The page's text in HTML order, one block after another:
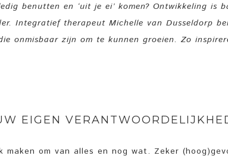
benutten en ‘uit je ei’ komen? Ontwikkeling is
Integratief therapeut Michelle van Dusseldorp
onmisbaar zijn om te kunnen groeien. Zo
EIGEN
maken om van alles en nog wat. Zeker